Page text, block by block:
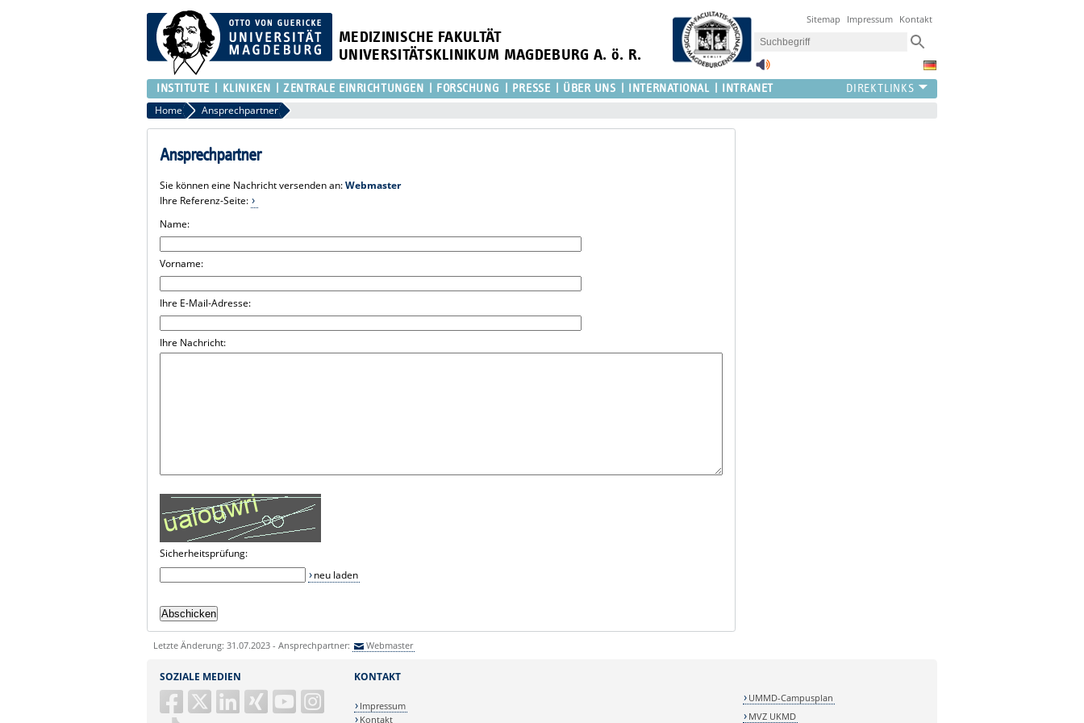
MEDIZINISCHE FAKULTÄT
UNIVERSITÄTSKLINIKUM MAGDEBURG A. ö. R.
Sitemap Impressum Kontakt
INSTITUTE KLINIKEN ZENTRALE EINRICHTUNGEN FORSCHUNG PRESSE ÜBER UNS INTERNATIONAL INTRANET
Home Ansprechpartner
Ansprechpartner
Sie können eine Nachricht versenden an:Webmaster
Ihre Referenz-Seite:
Name:
Vorname:
Ihre E-Mail-Adresse:
Ihre Nachricht:
Sicherheitsprüfung:
neu laden
Letzte Änderung: 31.07.2023 - Ansprechpartner: Webmaster
SOZIALE MEDIEN KONTAKT
Impressum
Kontakt
UMMD-Campusplan
MVZ UKMD